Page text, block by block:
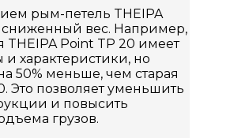
рым-петель THEIPA
сниженный вес. Например,
THEIPA Point TP 20 имеет
характеристики, но
50% меньше, чем старая
Это позволяет уменьшить
и повысить
грузов.